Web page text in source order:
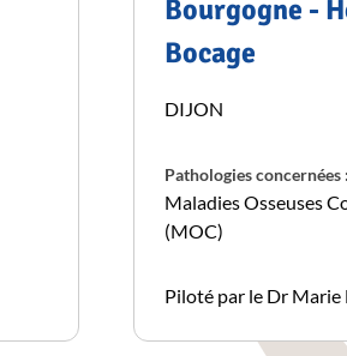
Bourgogne -
Bocage
DIJON
Pathologies concernées :
Maladies Osseuses
(MOC)
Piloté par le Dr Marie